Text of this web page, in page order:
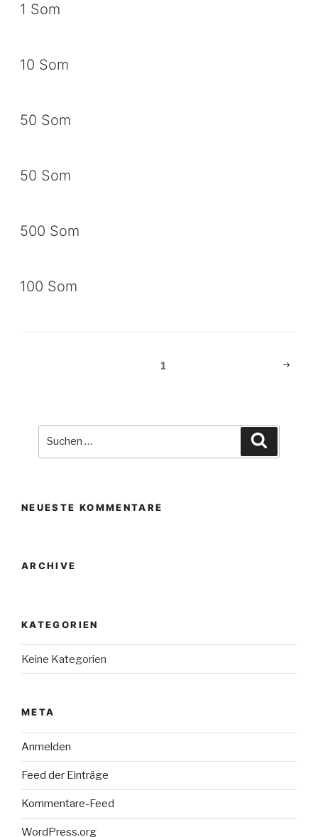
1 Som
10 Som
50 Som
50 Som
500 Som
100 Som
1
NEUESTE KOMMENTARE
ARCHIVE
KATEGORIEN
Keine Kategorien
META
Anmelden
Feed der Einträge
Kommentare-Feed
WordPress.org